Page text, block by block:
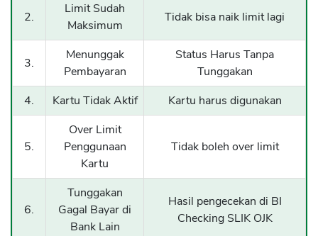
2.
Limit Sudah
Maksimum
Tidak bisa naik limit lagi
3.
Menunggak
Pembayaran
Status Harus Tanpa
Tunggakan
4.
Kartu Tidak Aktif Kartu harus digunakan
5.
Over Limit
Penggunaan
Kartu
Tidak boleh over limit
6.
Tunggakan
Gagal Bayar di
Bank Lain
Hasil pengecekan di BI
Checking SLIK OJK